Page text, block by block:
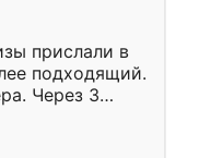
прислали в
подходящий.
Через 3
Остались